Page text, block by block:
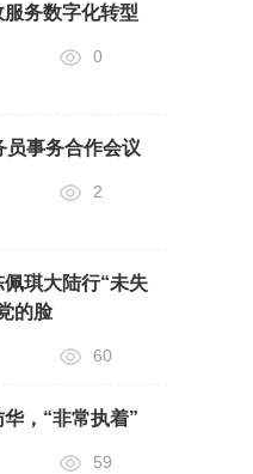
务数字化转型
0
员事务合作会议
2
琪大陆行“未失
的脸
60
，“非常执着”
59